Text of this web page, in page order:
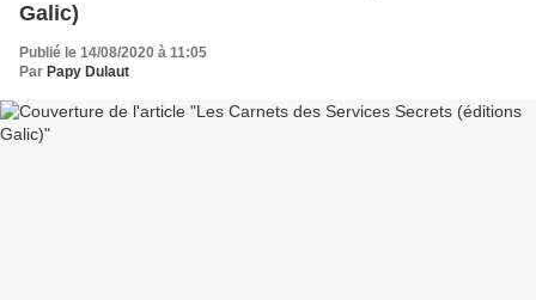
Galic)
Publié le 14/08/2020 à 11:05
Par Papy Dulaut